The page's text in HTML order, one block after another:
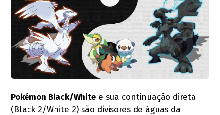
Pokémon Black/White e sua continuação direta
(Black 2/White 2) são divisores de águas da